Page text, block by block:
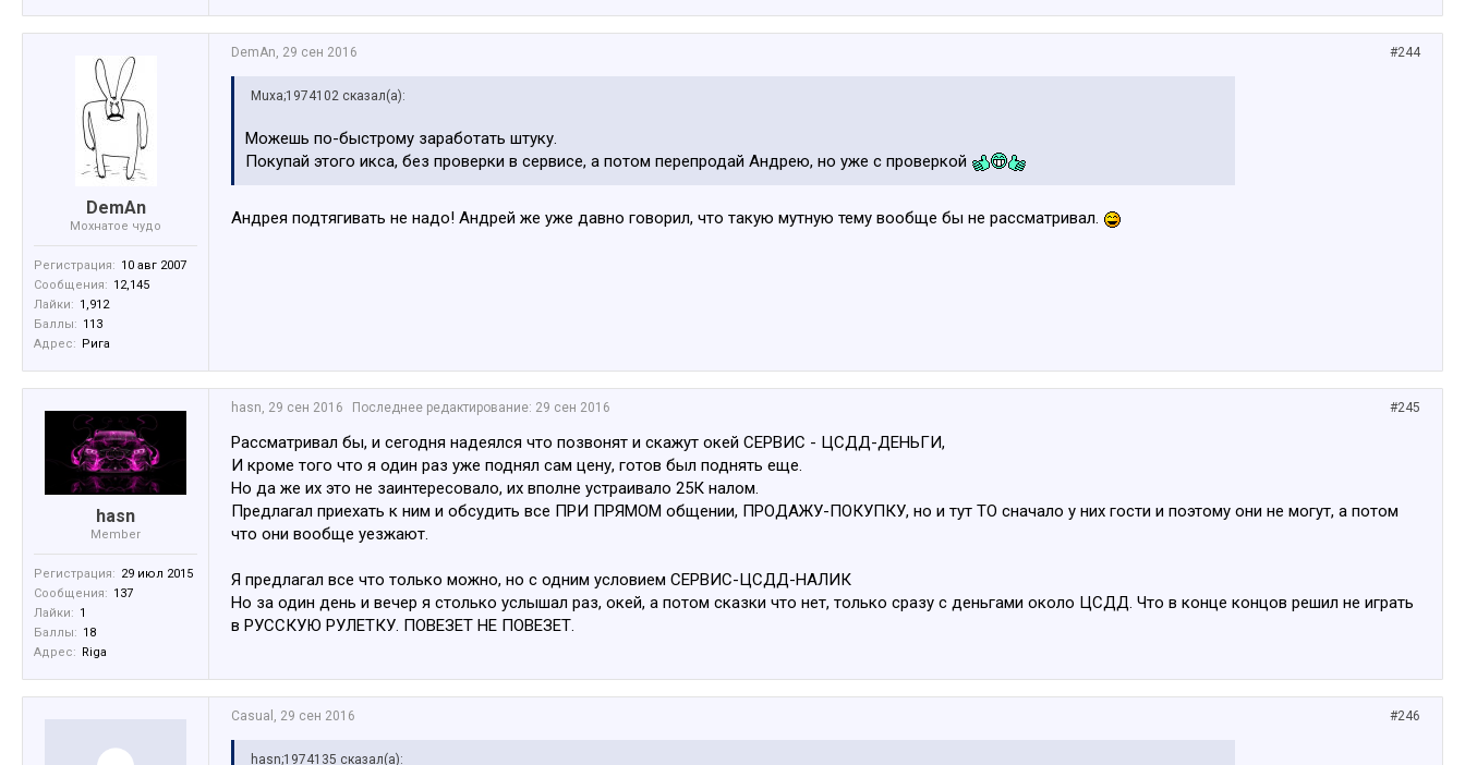
DemAn
Мохнатое чудо
Регистрация: 10 авг 2007
Сообщения: 12,145
Лайки: 1,912
Баллы: 113
Адрес:
Рига
#244
DemAn, 29 сен 2016
Muxa;1974102 сказал(а):
Можешь по-быстрому заработать штуку.
Покупай этого икса, без проверки в сервисе, а потом перепродай Андрею, но уже с проверкой
Андрея подтягивать не надо! Андрей же уже давно говорил, что такую мутную тему вообще бы не рассматривал.
hasn
Member
Регистрация: 29 июл 2015
Сообщения: 137
Лайки: 1
Баллы: 18
Адрес: Riga
#245
hasn, 29 сен 2016 Последнее редактирование: 29 сен 2016
Рассматривал бы, и сегодня надеялся что позвонят и скажут окей СЕРВИС - ЦСДД-ДЕНЬГИ,
И кроме того что я один раз уже поднял сам цену, готов был поднять еще.
Но да же их это не заинтересовало, их вполне устраивало 25К налом.
Предлагал приехать к ним и обсудить все ПРИ ПРЯМОМ общении, ПРОДАЖУ-ПОКУПКУ, но и тут ТО сначало у них гости и поэтому они не могут, а потом
что они вообще уезжают.
Я предлагал все что только можно, но с одним условием СЕРВИС-ЦСДД-НАЛИК
Но за один день и вечер я столько услышал раз, окей, а потом сказки что нет, только сразу с деньгами около ЦСДД. Что в конце концов решил не играть
в РУССКУЮ РУЛЕТКУ. ПОВЕЗЕТ НЕ ПОВЕЗЕТ.
#246
Casual , 29 сен 2016
hasn;1974135 сказал(а):